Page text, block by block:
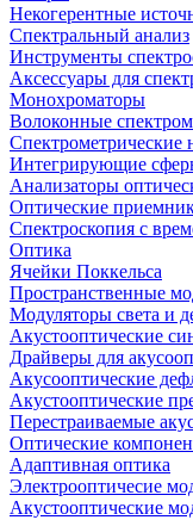
Некогерентные
Спектральный анализ
Инструменты
Аксессуары для
Монохроматоры
Волоконные
Спектрометрические
Интегрирующие
Анализаторы
Оптические
Спектроскопия с
Оптика
Ячейки Поккельса
Пространственные
Модуляторы света и
Акустооптические
Драйверы для
Акусооптические
Акустооптические
Перестраиваемые
Оптические
Адаптивная оптика
Электрооптичесие
Акустооптические